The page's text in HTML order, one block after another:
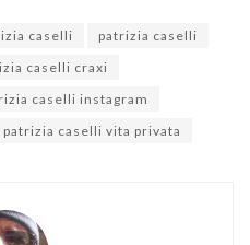
caselli
patrizia caselli
caselli craxi
caselli instagram
patrizia caselli vita privata